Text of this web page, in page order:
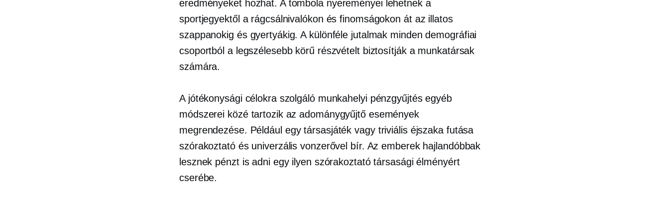
eredményeket hozhat. A tombola nyereményei lehetnek a
sportjegyektől a rágcsálnivalókon és finomságokon át az illatos
szappanokig és gyertyákig. A különféle jutalmak minden demográfiai
csoportból a legszélesebb körű részvételt biztosítják a munkatársak
számára.
A jótékonysági célokra szolgáló munkahelyi pénzgyűjtés egyéb
módszerei közé tartozik az adománygyűjtő események
megrendezése. Például egy társasjáték vagy triviális éjszaka futása
szórakoztató és univerzális vonzerővel bír. Az emberek hajlandóbbak
lesznek pénzt is adni egy ilyen szórakoztató társasági élményért
cserébe.